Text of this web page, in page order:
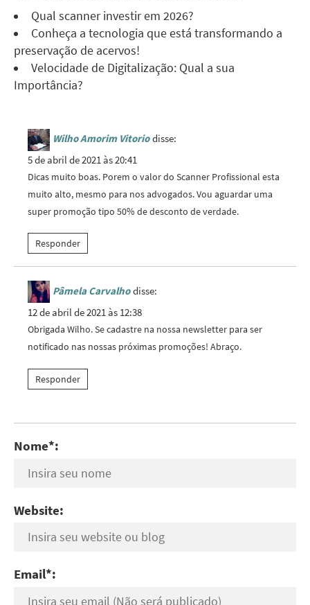
Qual scanner investir em 2026?
Conheça a tecnologia que está transformando a
preservação de acervos!
Velocidade de Digitalização: Qual a sua
Importância?
Wilho Amorim Vitorio disse:
5 de abril de 2021 às 20:41
Dicas muito boas. Porem o valor do Scanner Profissional esta
muito alto, mesmo para nos advogados. Vou aguardar uma
super promoção tipo 50% de desconto de verdade.
Responder
Pâmela Carvalho disse:
12 de abril de 2021 às 12:38
Obrigada Wilho. Se cadastre na nossa newsletter para ser
notificado nas nossas próximas promoções! Abraço.
Responder
Nome*:
Website:
Email*: